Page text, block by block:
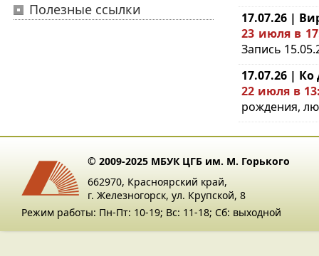
Полезные ссылки
17.07.26 |
23 июля в
Запись
17.07.26 |
22 июля в
рождения,
© 2009-2025 МБУК ЦГБ им. М. Горького
662970, Красноярский край,
г. Железногорск, ул. Крупской, 8
Режим работы: Пн-Пт: 10-19; Вс: 11-18; Сб: выходной